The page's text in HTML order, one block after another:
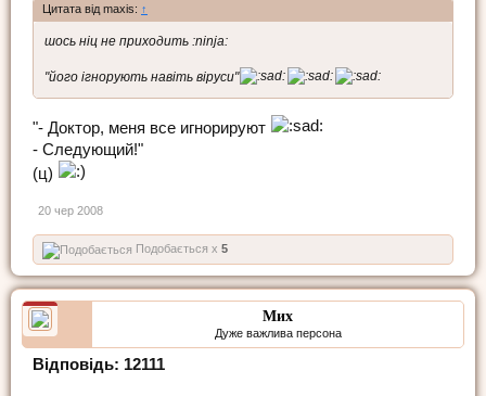
Цитата від maxis: ↑
шось ніц не приходить :ninja:
"його ігнорують навіть віруси"
"- Доктор, меня все игнорируют
- Следующий!"
(ц)
20 чер 2008
Подобається x 5
Мих
Дуже важлива персона
Відповідь: 12111